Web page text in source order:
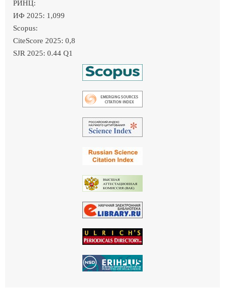
РИНЦ:
ИФ 2025: 1,099
Scopus:
CiteScore 2025: 0,8
SJR 2025: 0.44 Q1